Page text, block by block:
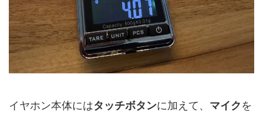
イヤホン本体にはタッチボタンに加えて、 マイクを